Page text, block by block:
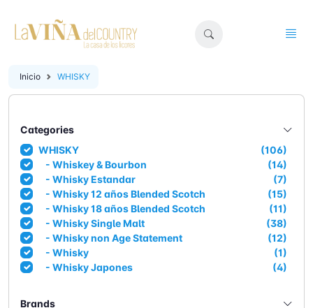
Inicio WHISKY
Categories
WHISKY
(106)
- Whiskey & Bourbon
(14)
- Whisky Estandar
(7)
- Whisky 12 años Blended Scotch
(15)
- Whisky 18 años Blended Scotch
(11)
- Whisky Single Malt
(38)
- Whisky non Age Statement
(12)
- Whisky
(1)
- Whisky Japones
(4)
Brands